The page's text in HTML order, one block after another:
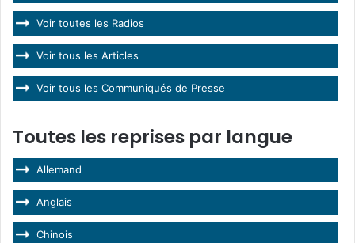
Voir toutes les Radios
Voir tous les Articles
Voir tous les Communiqués de Presse
Toutes les reprises par langue
Allemand
Anglais
Chinois